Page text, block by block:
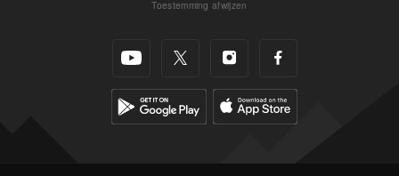
Toestemming afwijzen